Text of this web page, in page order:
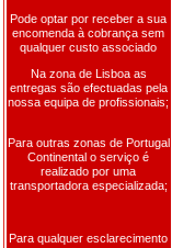
Pode optar por receber a sua
encomenda à cobrança sem
qualquer custo associado
Na zona de Lisboa as
entregas são efectuadas pela
nossa equipa de profissionais;
Para outras zonas de Portugal
Continental o serviço é
realizado por uma
transportadora especializada;
Para qualquer esclarecimento